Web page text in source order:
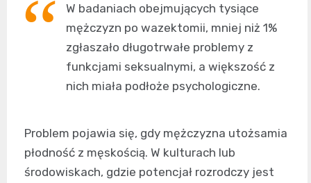
W badaniach obejmujących tysiące
mężczyzn po wazektomii, mniej niż 1%
zgłaszało długotrwałe problemy z
funkcjami seksualnymi, a większość z
nich miała podłoże psychologiczne.
Problem pojawia się, gdy mężczyzna utożsamia
płodność z męskością. W kulturach lub
środowiskach, gdzie potencjał rozrodczy jest